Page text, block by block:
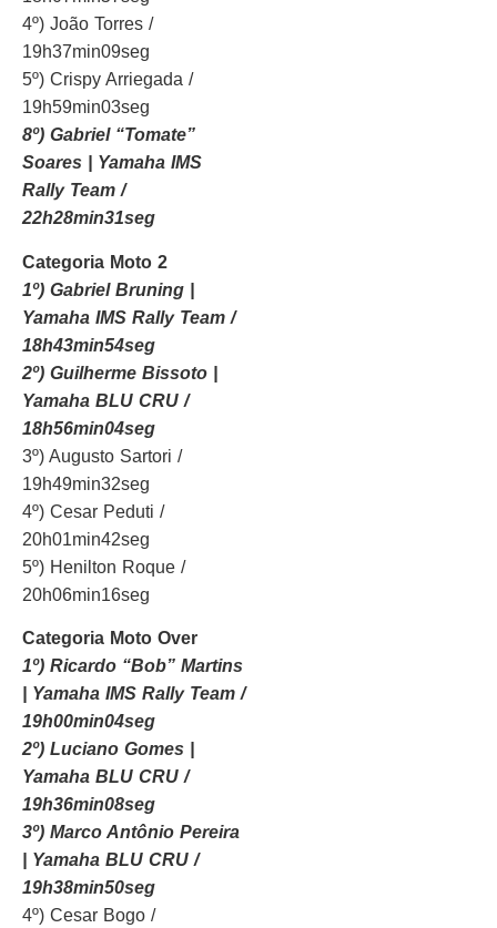
4º) João Torres /
19h37min09seg
5º) Crispy Arriegada /
19h59min03seg
8º) Gabriel “Tomate”
Soares | Yamaha IMS
Rally Team /
22h28min31seg
Categoria Moto 2
1º) Gabriel Bruning |
Yamaha IMS Rally Team /
18h43min54seg
2º) Guilherme Bissoto |
Yamaha BLU CRU /
18h56min04seg
3º) Augusto Sartori /
19h49min32seg
4º) Cesar Peduti /
20h01min42seg
5º) Henilton Roque /
20h06min16seg
Categoria Moto Over
1º) Ricardo “Bob” Martins
| Yamaha IMS Rally Team /
19h00min04seg
2º) Luciano Gomes |
Yamaha BLU CRU /
19h36min08seg
3º) Marco Antônio Pereira
| Yamaha BLU CRU /
19h38min50seg
4º) Cesar Bogo /